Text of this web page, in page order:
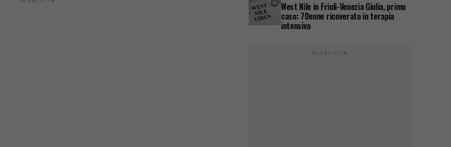
West Nile in Friuli-Venezia Giulia, primo
caso: 70enne ricoverato in terapia
intensiva
PUBBLICITÀ